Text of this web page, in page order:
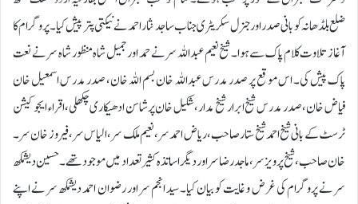
ضلع بلڈھانہ کو بانی صدر اور جنرل سکریٹری جناب ساجد نثار احمد نے نیکتی پتر پیش کیا۔ پروگرام کا
آغاز تلاوت کلام پاک سے ہوا۔ شیخ نعیم عبداللہ سر نے حمد اور جمیل شاہ منظور شاہ سر نے نعت
پاک پیش کی۔ اس موقع پر صدر مدرس عبداللہ خان بسم اللہ خان، صدر مدرس اسمعیل خان
فیاض خان، صدر مدرس شیخ ابرار شیخ مدار، شکیل خان پرشاسن ادھیکاری چکھلی، اقراء ایجوکیشن
ٹرسٹ کے بانی شیخ احمد شیخ ستار صاحب، ریاض احمد سر، نعیم ملک سر، الیاس سر، فیروز خان سر۔
خان صاحب، شیخ پرویز سر، ماجد رضا سر اور دیگر اساتذہ کثیر تعداد میں موجود تھے۔ حسین دیشمکھ
سر نے پروگرام کی غرض و غایت کو بیان کیا۔ سید انجم سر اور رضوان احمد دیشمکھ سر نے اپنے